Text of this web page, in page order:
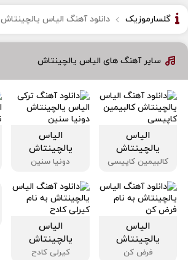
گلسارموزیک دانلود آهنگ الیاس یالچینتاش Kalbimin Kapisi
سایر آهنگ های الیاس یالچینتاش
الیاس
یالچینتاش
کالبیمین کاپیسی
الیاس
یالچینتاش
دونیا سنین
الیاس
یالچینتاش
فرض کن
الیاس
یالچینتاش
کیرلی کادح